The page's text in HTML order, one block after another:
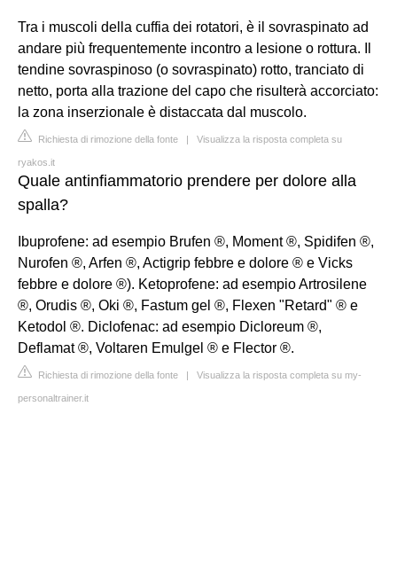
Tra i muscoli della cuffia dei rotatori, è il sovraspinato ad
andare più frequentemente incontro a lesione o rottura. Il
tendine sovraspinoso (o sovraspinato) rotto, tranciato di
netto, porta alla trazione del capo che risulterà accorciato:
la zona inserzionale è distaccata dal muscolo.
Richiesta di rimozione della fonte | Visualizza la risposta completa su
ryakos.it
Quale antinfiammatorio prendere per dolore alla
spalla?
Ibuprofene: ad esempio Brufen ®, Moment ®, Spidifen ®,
Nurofen ®, Arfen ®, Actigrip febbre e dolore ® e Vicks
febbre e dolore ®). Ketoprofene: ad esempio Artrosilene
®, Orudis ®, Oki ®, Fastum gel ®, Flexen "Retard" ® e
Ketodol ®. Diclofenac: ad esempio Dicloreum ®,
Deflamat ®, Voltaren Emulgel ® e Flector ®.
Richiesta di rimozione della fonte | Visualizza la risposta completa su my-
personaltrainer.it